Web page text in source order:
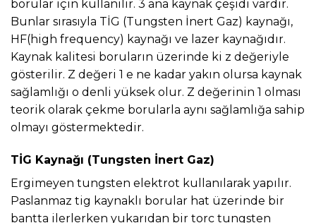
borular için kullanılır. 3 ana kaynak çeşidi vardır.
Bunlar sırasıyla TİG (Tungsten İnert Gaz) kaynağı,
HF(high frequency) kaynağı ve lazer kaynağıdır.
Kaynak kalitesi boruların üzerinde ki z değeriyle
gösterilir. Z değeri 1 e ne kadar yakın olursa kaynak
sağlamlığı o denli yüksek olur. Z değerinin 1 olması
teorik olarak çekme borularla aynı sağlamlığa sahip
olmayı göstermektedir.
TİG Kaynağı (Tungsten İnert Gaz)
Ergimeyen tungsten elektrot kullanılarak yapılır.
Paslanmaz tig kaynaklı borular hat üzerinde bir
bantta ilerlerken yukarıdan bir torc tungsten